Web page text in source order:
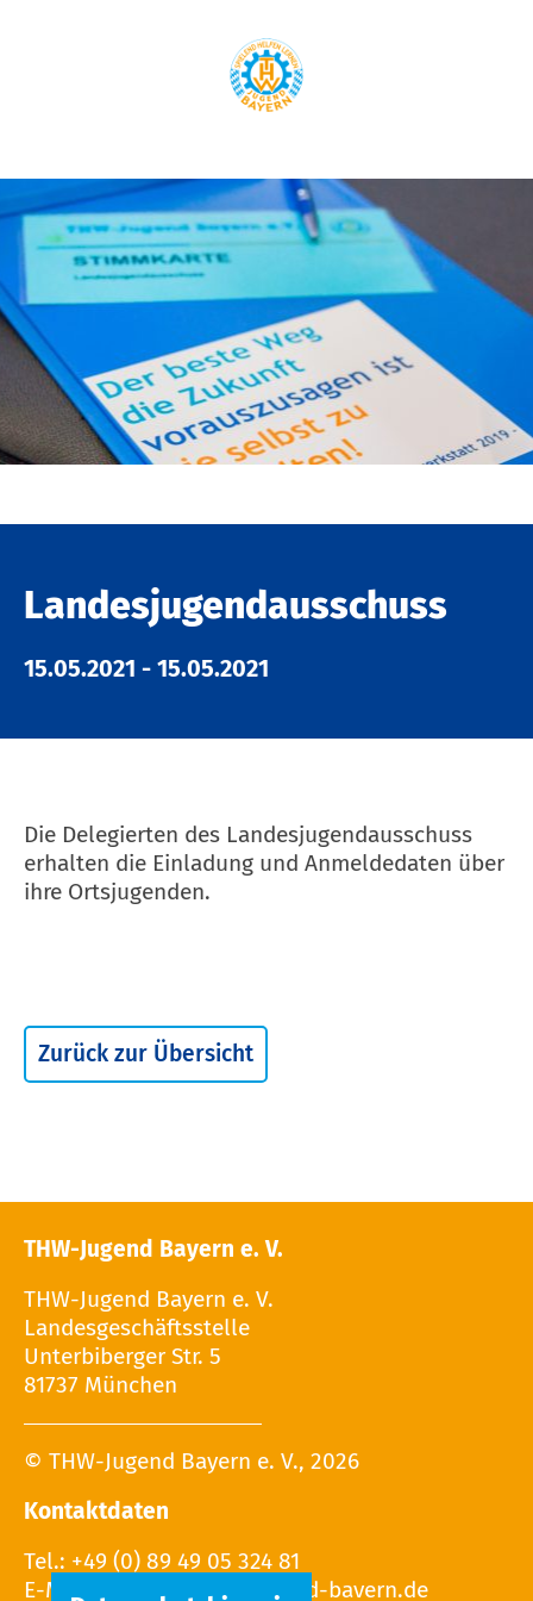
Landesjugendausschuss
15.05.2021 - 15.05.2021
Die Delegierten des Landesjugendausschuss
erhalten die Einladung und Anmeldedaten über
ihre Ortsjugenden.
Zurück zur Übersicht
THW-Jugend Bayern e. V.
THW-Jugend Bayern e. V.
Landesgeschäftsstelle
Unterbiberger Str. 5
81737 München
© THW-Jugend Bayern e. V., 2026
Kontaktdaten
Tel.: +49 (0) 89 49 05 324 81
E-Mail: